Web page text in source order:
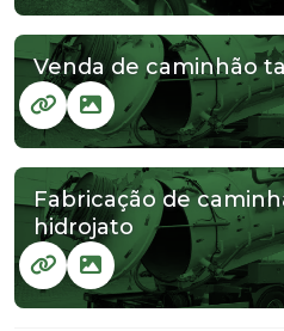
Venda de caminhão
Fabricação de
hidrojato